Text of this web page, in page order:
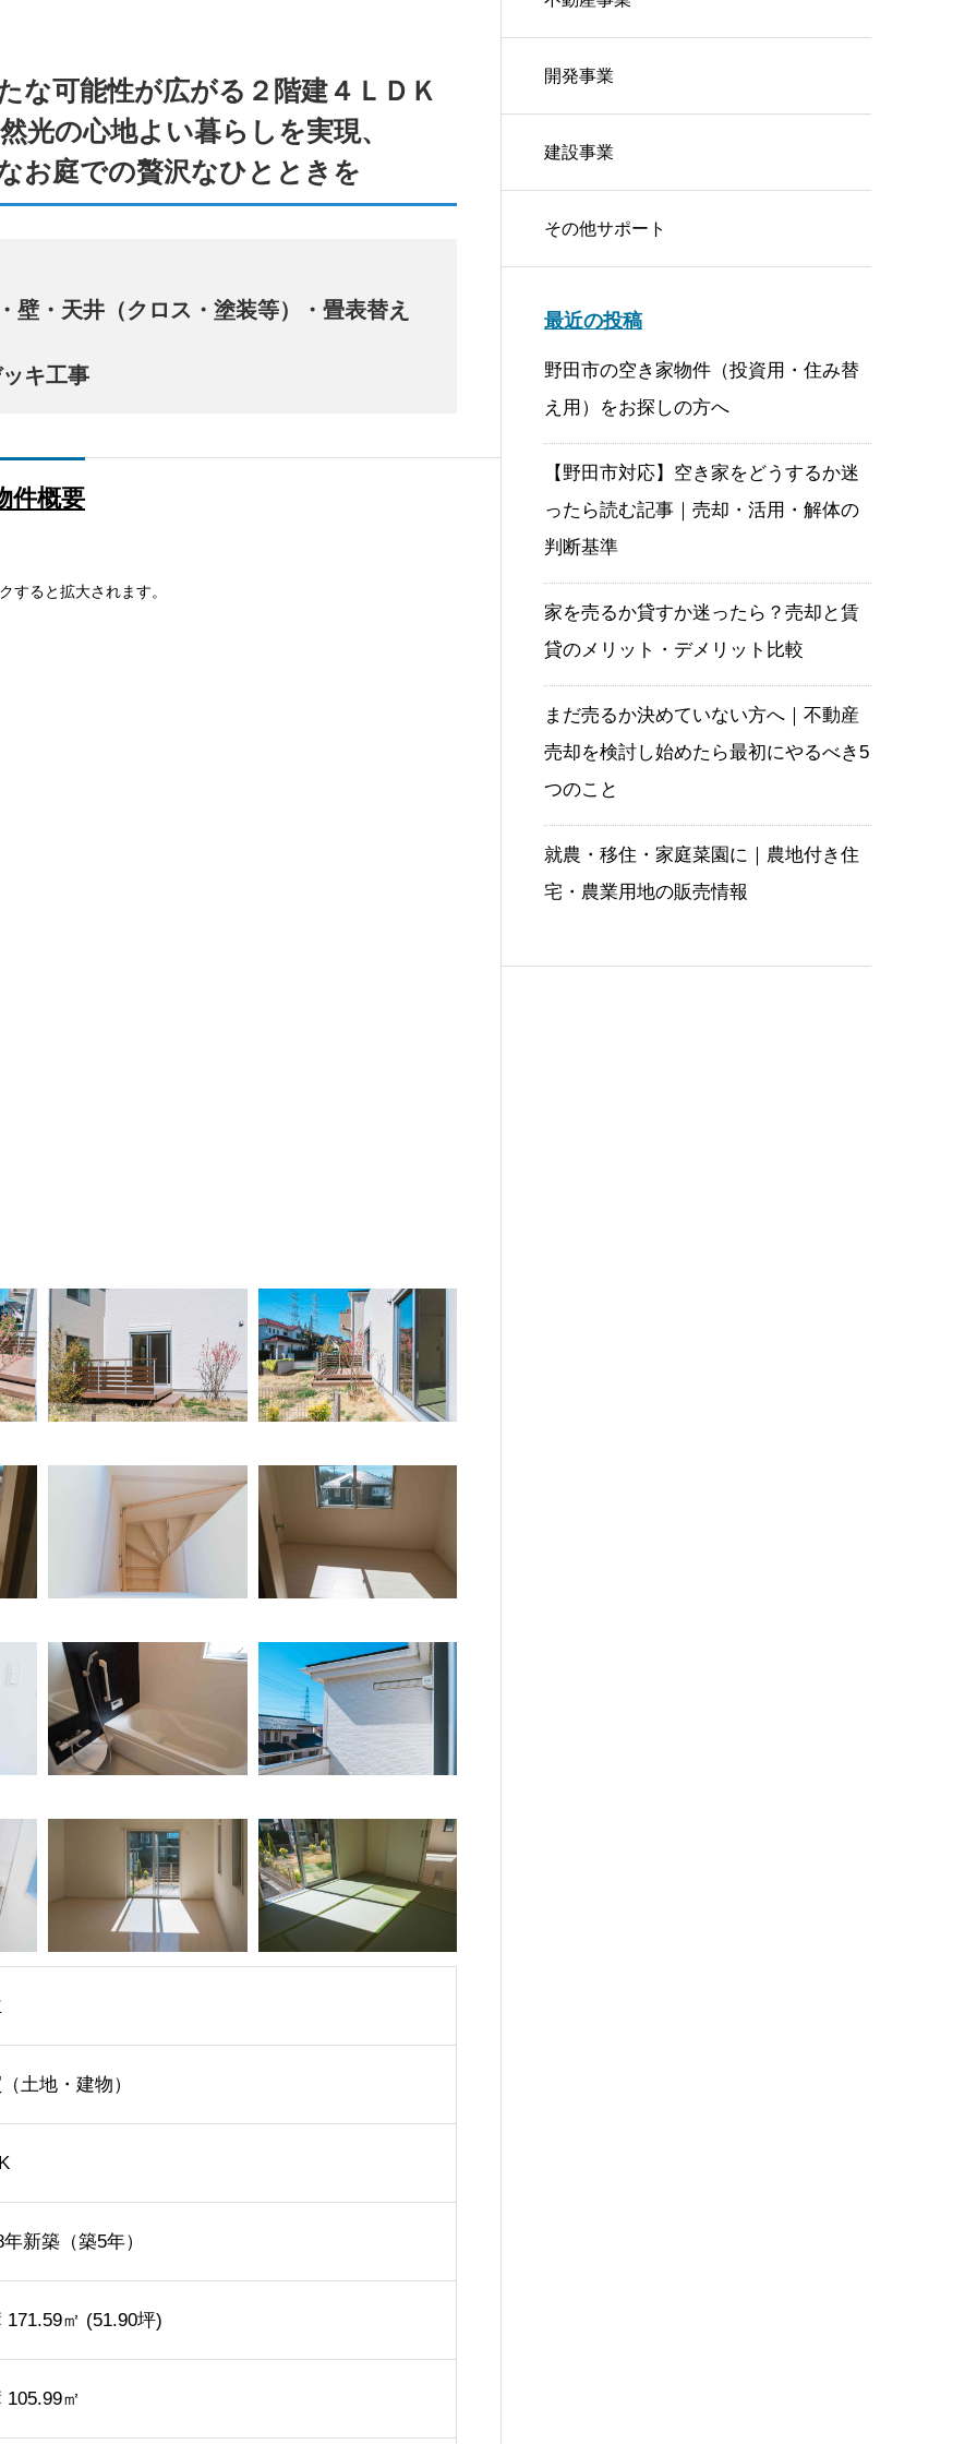
か決めていない方へ｜不動産売却を検討し始めたら最初にやるべき5つのこと
な可能性が広がる２階建４ＬＤＫ
光の心地よい暮らしを実現、
お庭での贅沢なひとときを
壁・天井（クロス・塗装等）・畳表替え
キ工事
件概要
すると拡大されます。
土地・建物）
新築（築5年）
171.59㎡ (51.90坪)
105.99㎡
開発事業
建設事業
その他サポート
最近の投稿
野田市の空き家物件（投資用・住み替
え用）をお探しの方へ
【野田市対応】空き家をどうするか迷
ったら読む記事｜売却・活用・解体の
判断基準
家を売るか貸すか迷ったら？売却と賃
貸のメリット・デメリット比較
まだ売るか決めていない方へ｜不動産
売却を検討し始めたら最初にやるべき5
つのこと
就農・移住・家庭菜園に｜農地付き住
宅・農業用地の販売情報